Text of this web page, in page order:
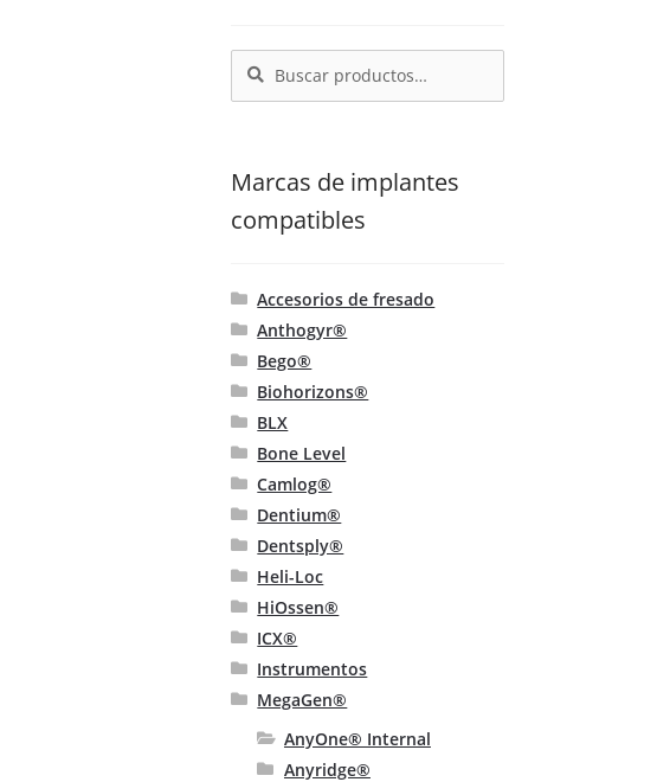
Buscar
por:
Buscar
Marcas de implantes
compatibles
Accesorios de fresado
Anthogyr®
Bego®
Biohorizons®
BLX
Bone Level
Camlog®
Dentium®
Dentsply®
Heli-Loc
HiOssen®
ICX®
Instrumentos
MegaGen®
AnyOne® Internal
Anyridge®